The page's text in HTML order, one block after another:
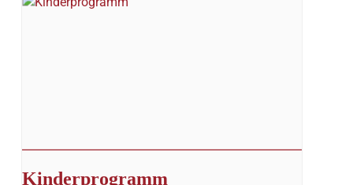
Kinderprogramm